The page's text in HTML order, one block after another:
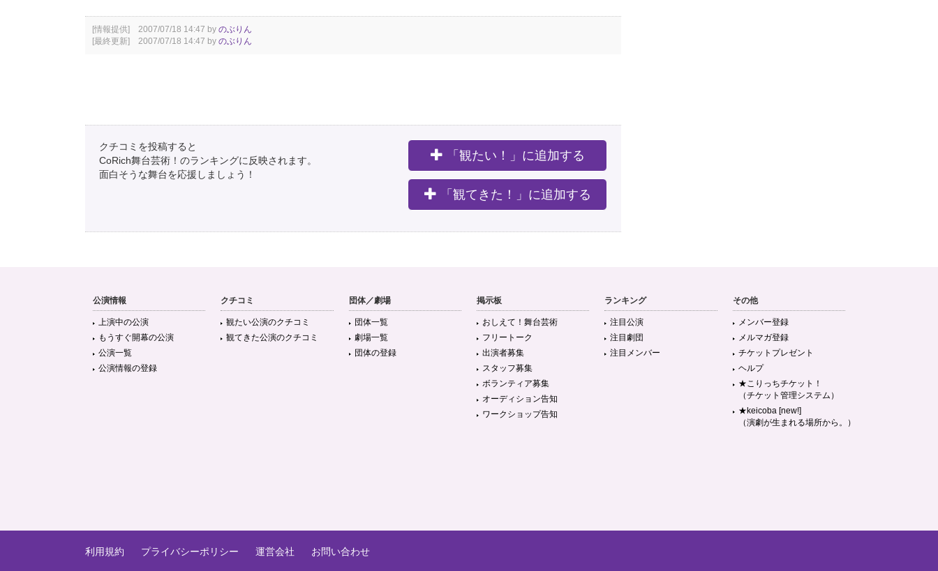
[情報提供] 2007/07/18 14:47 by のぶりん
[最終更新] 2007/07/18 14:47 by のぶりん
クチコミを投稿すると
CoRich舞台芸術！のランキングに反映されます。
面白そうな舞台を応援しましょう！
「観たい！」に追加する
「観てきた！」に追加する
公演情報
上演中の公演
もうすぐ開幕の公演
公演一覧
公演情報の登録
クチコミ
観たい公演のクチコミ
観てきた公演のクチコミ
団体／劇場
団体一覧
劇場一覧
団体の登録
掲示板
おしえて！舞台芸術
フリートーク
出演者募集
スタッフ募集
ボランティア募集
オーディション告知
ワークショップ告知
ランキング
注目公演
注目劇団
注目メンバー
その他
メンバー登録
メルマガ登録
チケットプレゼント
ヘルプ
★こりっちチケット！
（チケット管理システム）
★keicoba [new!]
（演劇が生まれる場所から。）
利用規約 プライバシーポリシー 運営会社 お問い合わせ